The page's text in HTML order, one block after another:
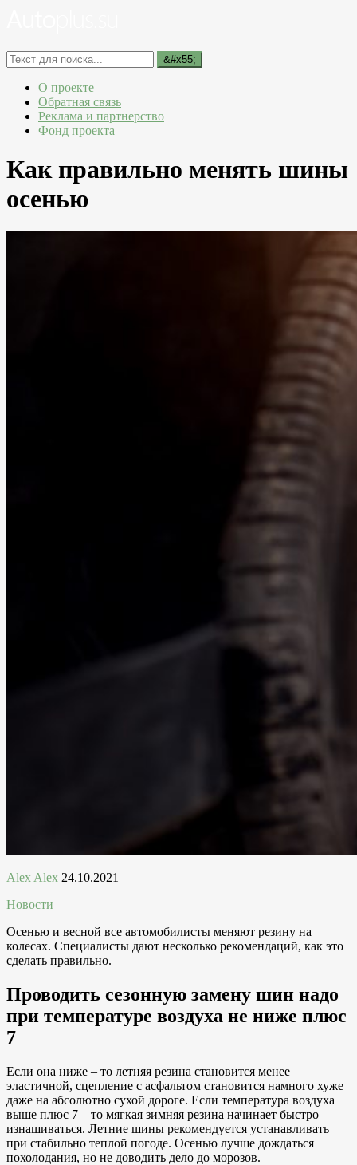
О проекте
Обратная связь
Реклама и партнерство
Фонд проекта
Как правильно менять шины
осенью
Alex Alex 24.10.2021
Новости
Осенью и весной все автомобилисты меняют резину на
колесах. Специалисты дают несколько рекомендаций, как это
сделать правильно.
Проводить сезонную замену шин надо
при температуре воздуха не ниже плюс
7
Если она ниже – то летняя резина становится менее
эластичной, сцепление с асфальтом становится намного хуже
даже на абсолютно сухой дороге. Если температура воздуха
выше плюс 7 – то мягкая зимняя резина начинает быстро
изнашиваться. Летние шины рекомендуется устанавливать
при стабильно теплой погоде. Осенью лучше дождаться
похолодания, но не доводить дело до морозов.